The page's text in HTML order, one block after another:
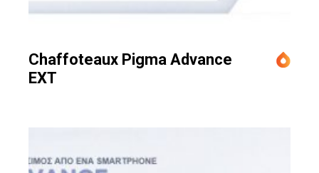
Chaffoteaux Pigma Advance
EXT